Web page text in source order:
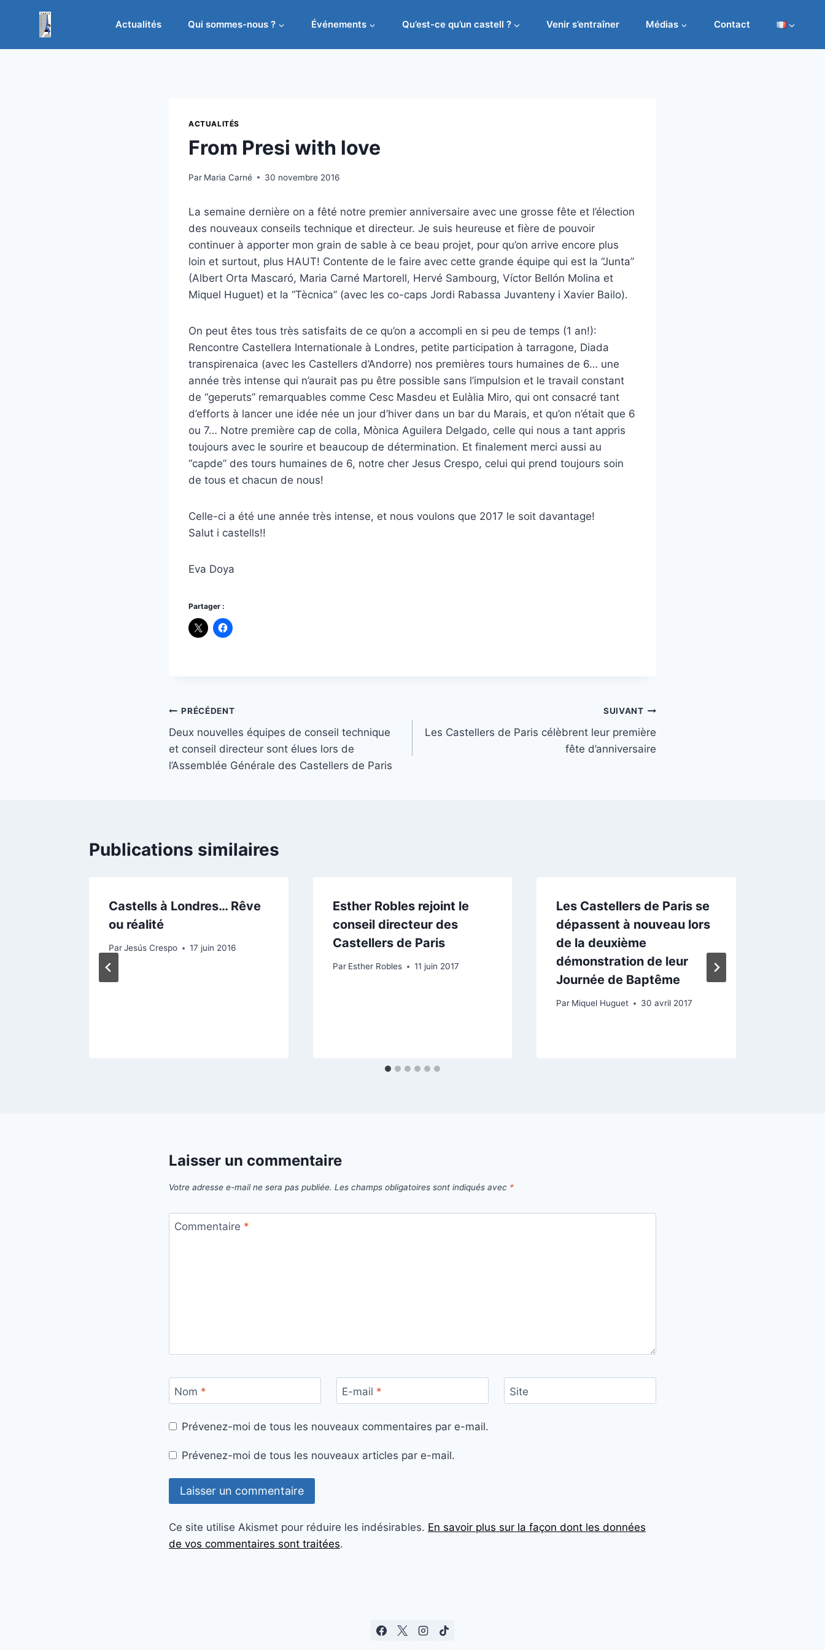
Actualités Qui sommes-nous ? Événements Qu’est-ce qu’un castell ? Venir s’entraîner Médias Contact
ACTUALITÉS
From Presi with love
Par Maria Carné 30 novembre 2016
La semaine dernière on a fêté notre premier anniversaire avec une grosse fête et l’élection
des nouveaux conseils technique et directeur. Je suis heureuse et fière de pouvoir
continuer à apporter mon grain de sable à ce beau projet, pour qu’on arrive encore plus
loin et surtout, plus HAUT! Contente de le faire avec cette grande équipe qui est la “Junta”
(Albert Orta Mascaró, Maria Carné Martorell, Hervé Sambourg, Víctor Bellón Molina et
Miquel Huguet) et la “Tècnica” (avec les co-caps Jordi Rabassa Juvanteny i Xavier Bailo).
On peut êtes tous très satisfaits de ce qu’on a accompli en si peu de temps (1 an!):
Rencontre Castellera Internationale à Londres, petite participation à tarragone, Diada
transpirenaica (avec les Castellers d’Andorre) nos premières tours humaines de 6… une
année très intense qui n’aurait pas pu être possible sans l’impulsion et le travail constant
de “geperuts” remarquables comme Cesc Masdeu et Eulàlia Miro, qui ont consacré tant
d’efforts à lancer une idée née un jour d’hiver dans un bar du Marais, et qu’on n’était que 6
ou 7… Notre première cap de colla, Mònica Aguilera Delgado, celle qui nous a tant appris
toujours avec le sourire et beaucoup de détermination. Et finalement merci aussi au
“capde” des tours humaines de 6, notre cher Jesus Crespo, celui qui prend toujours soin
de tous et chacun de nous!
Celle-ci a été une année très intense, et nous voulons que 2017 le soit davantage!
Salut i castells!!
Eva Doya
Partager :
Navigation
de
l’article
PRÉCÉDENT
Deux nouvelles équipes de conseil technique
et conseil directeur sont élues lors de
l’Assemblée Générale des Castellers de Paris
SUIVANT
Les Castellers de Paris célèbrent leur première
fête d’anniversaire
Publications similaires
Castells à Londres… Rêve
ou réalité
ParJesús Crespo 17 juin 2016
Esther Robles rejoint le
conseil directeur des
Castellers de Paris
Par Esther Robles 11 juin 2017
Les Castellers de Paris se
dépassent à nouveau lors
de la deuxième
démonstration de leur
Journée de Baptême
Par Miquel Huguet 30 avril 2017
Laisser un commentaire
Votre adresse e-mail ne sera pas publiée. Les champs obligatoires sont indiqués avec *
Commentaire *
Nom * E-mail * Site
Prévenez-moi de tous les nouveaux commentaires par e-mail.
Prévenez-moi de tous les nouveaux articles par e-mail.
Ce site utilise Akismet pour réduire les indésirables. En savoir plus sur la façon dont les données
de vos commentaires sont traitées.